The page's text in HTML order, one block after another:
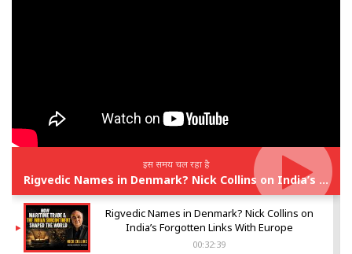
इस समय चल रहा है
Rigvedic Names in Denmark? Nick Collins on India’s Forgotten Links With Europe
Rigvedic Names in Denmark? Nick Collins on
India’s Forgotten Links With Europe
00:32:39